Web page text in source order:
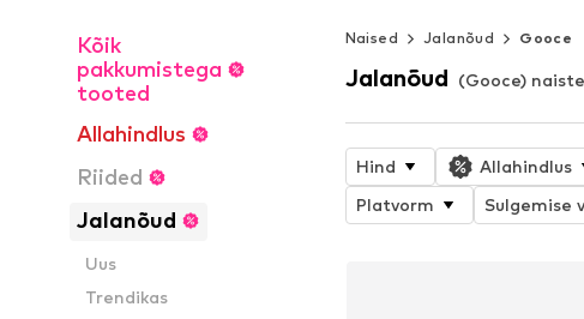
Kõik
pakkumistega
tooted
Allahindlus
Riided
Jalanõud
Uus
Trendikas
Naised Jalanõud Gooce
Jalanõud (Gooce)
Hind Allahindlus
Platvorm
Sulgemise